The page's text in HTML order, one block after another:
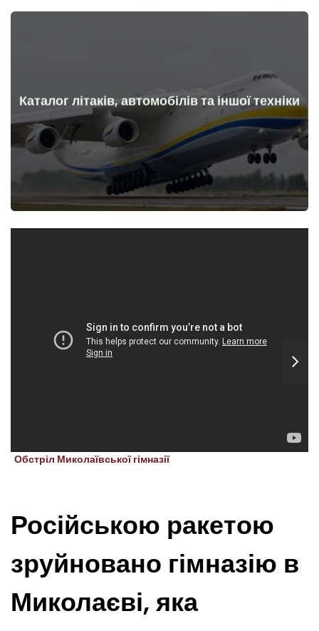
Каталог літаків, автомобілів та іншої техніки
Літаки, машини, технічні засоби до та після початку війни
Докладніше
Обстріл Миколаївської гімназії
Російською ракетою
зруйновано гімназію в
Миколаєві, яка